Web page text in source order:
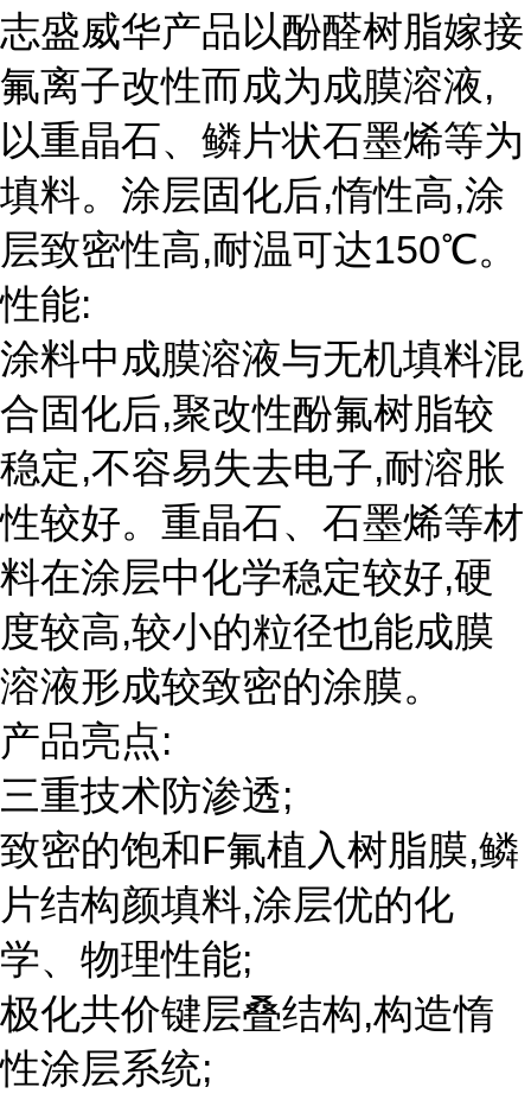
志盛威华产品以酚醛树脂嫁接
氟离子改性而成为成膜溶液,
以重晶石、鳞片状石墨烯等为
填料。涂层固化后,惰性高,涂
层致密性高,耐温可达150℃。
性能:
涂料中成膜溶液与无机填料混
合固化后,聚改性酚氟树脂较
稳定,不容易失去电子,耐溶胀
性较好。重晶石、石墨烯等材
料在涂层中化学稳定较好,硬
度较高,较小的粒径也能成膜
溶液形成较致密的涂膜。
产品亮点:
三重技术防渗透;
致密的饱和F氟植入树脂膜,鳞
片结构颜填料,涂层优的化
学、物理性能;
极化共价键层叠结构,构造惰
性涂层系统;